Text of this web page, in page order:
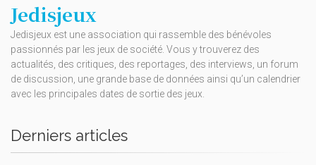
Jedisjeux
Jedisjeux est une association qui rassemble des bénévoles
passionnés par les jeux de société. Vous y trouverez des
actualités, des critiques, des reportages, des interviews, un forum
de discussion, une grande base de données ainsi qu’un calendrier
avec les principales dates de sortie des jeux.
Derniers articles